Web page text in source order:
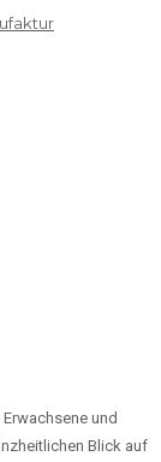
und
Blick auf